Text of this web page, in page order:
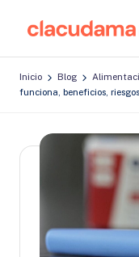
Saltar
contenido
a
c
Inicio Blog
funciona, beneficios,